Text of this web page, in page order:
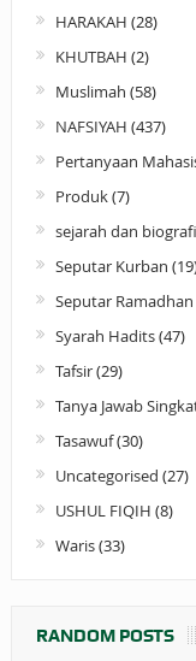
HARAKAH (28)
KHUTBAH (2)
Muslimah (58)
NAFSIYAH (437)
Pertanyaan
Produk(7)
sejarah dan biografi
Seputar Kurban
Seputar Ramadhan
Syarah Hadits(47)
Tafsir(29)
Tanya Jawab
Tasawuf(30)
Uncategorised (27)
USHUL FIQIH (8)
Waris(33)
RANDOM POSTS